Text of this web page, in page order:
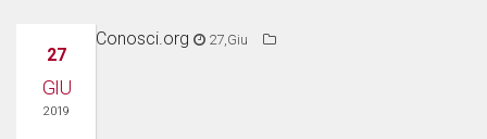
27
GIU
2019
Conosci.org 27,Giu